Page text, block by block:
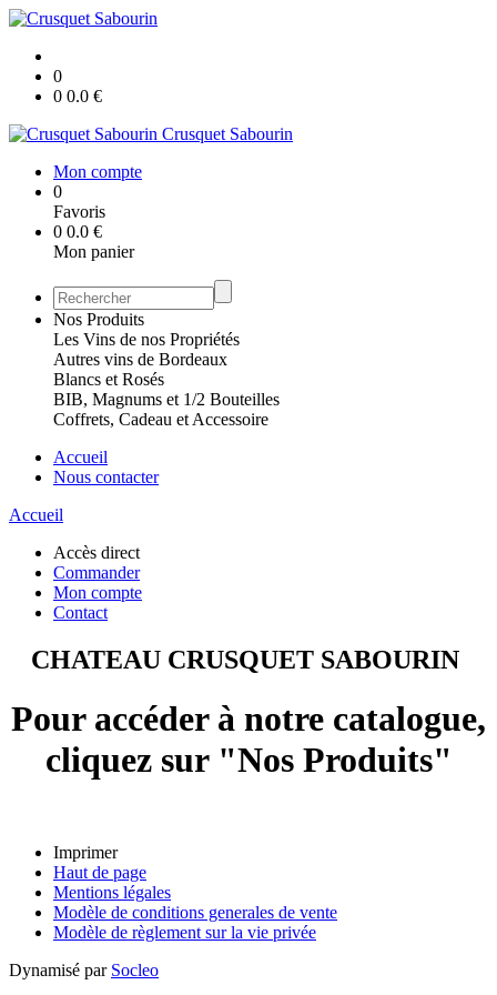
0
0 0.0 €
Crusquet Sabourin
Mon compte
0
Favoris
0 0.0 €
Mon panier
Nos Produits
Les Vins de nos Propriétés
Autres vins de Bordeaux
Blancs et Rosés
BIB, Magnums et 1/2 Bouteilles
Coffrets, Cadeau et Accessoire
Accueil
Nous contacter
Accueil
Accès direct
Commander
Mon compte
Contact
CHATEAU CRUSQUET SABOURIN
Pour accéder à notre catalogue,
cliquez sur "Nos Produits"
Imprimer
Haut de page
Mentions légales
Modèle de conditions generales de vente
Modèle de règlement sur la vie privée
Dynamisé par Socleo